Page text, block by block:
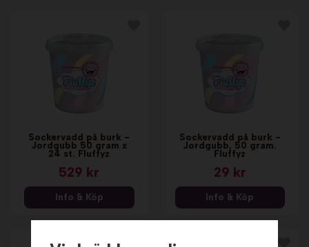
Sockervadd på burk -
Jordgubb 50 gram x
24 st. Fluffyz
529 kr
Info & Köp
Sockervadd på burk -
Jordgubb, 50 gram.
Fluffyz
29 kr
Info & Köp